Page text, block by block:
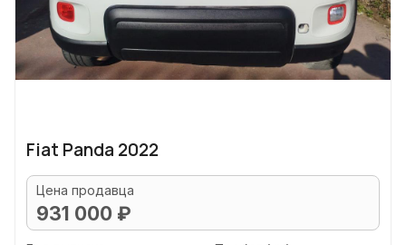
Fiat Panda 2022
Цена продавца
931 000 ₽